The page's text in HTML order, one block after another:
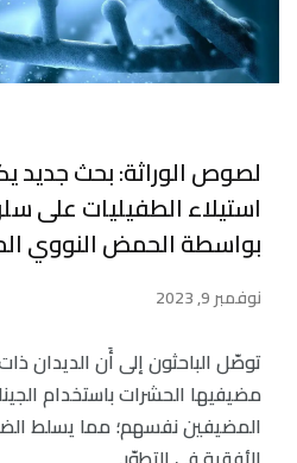
لصوص الوراثة: بحث
استيلاء الطفيليات على
بواسطة الحمض النووي
نوفمبر 9, 2023
توصّل الباحثون إلى أَن الديدان
مضيفيها الحشرات باستخدام
المضيفين نفسهم؛ مما يسلط